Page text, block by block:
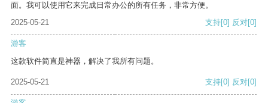
面。我可以使用它来完成日常办公的所有任务，非常方便。
2025-05-21
支持[0] 反对[0]
游客
这款软件简直是神器，解决了我所有问题。
2025-05-21 支持[0] 反对[0]